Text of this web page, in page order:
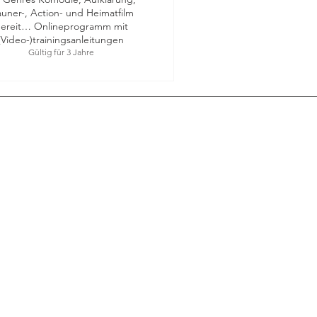
, Action- und Heimatfilm
Onlineprogramm mit
)trainingsanleitungen
Gültig für 3 Jahre